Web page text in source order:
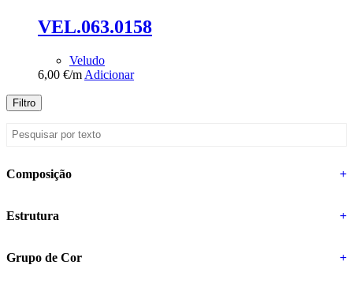
VEL.063.0158
Veludo
6,00 €/m Adicionar
Filtro
Composição +
Estrutura +
Grupo de Cor +